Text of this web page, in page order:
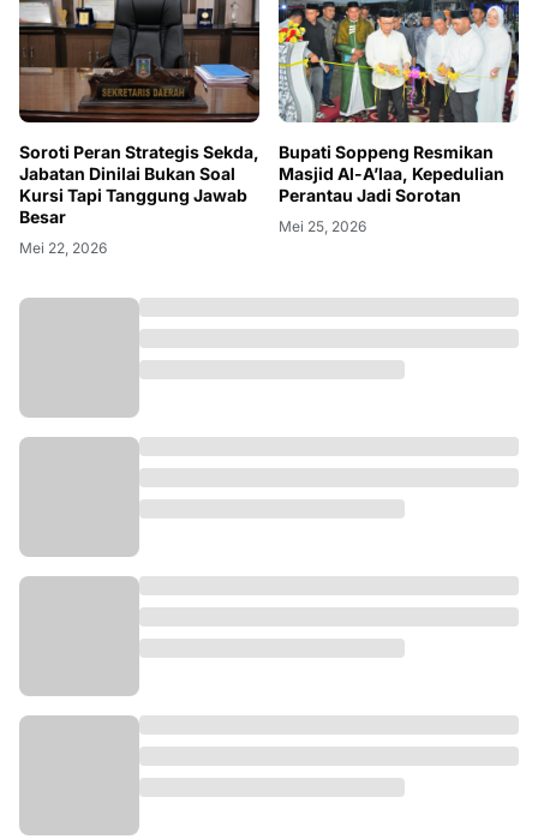
Soroti Peran Strategis Sekda,
Jabatan Dinilai Bukan Soal
Kursi Tapi Tanggung Jawab
Besar
Mei 22, 2026
Bupati Soppeng Resmikan
Masjid Al-A’laa, Kepedulian
Perantau Jadi Sorotan
Mei 25, 2026